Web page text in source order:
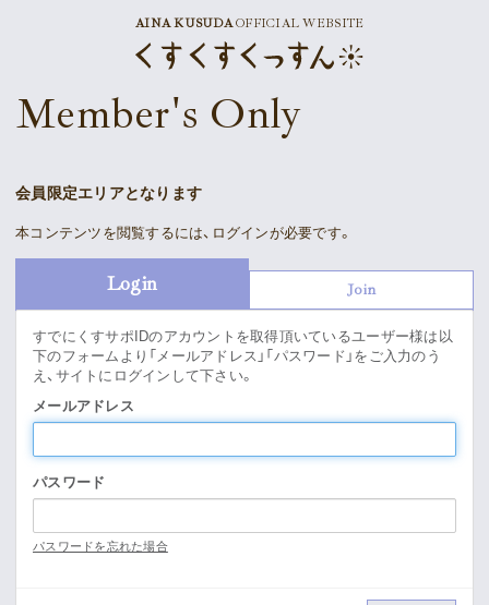
AINA KUSUDAOFFICIAL WEBSITE
Schedule
Discography
Supporter’s Menu Download
Movie
Gallery
Member's Only
会員限定エリアとなります
本コンテンツを閲覧するには、ログインが必要です。
Login Join
すでにくすサポIDのアカウントを取得頂いているユーザー様は以
下のフォームより「メールアドレス」「パスワード」をご入力のう
え、サイトにログインして下さい。
メールアドレス
パスワード
パスワードを忘れた場合